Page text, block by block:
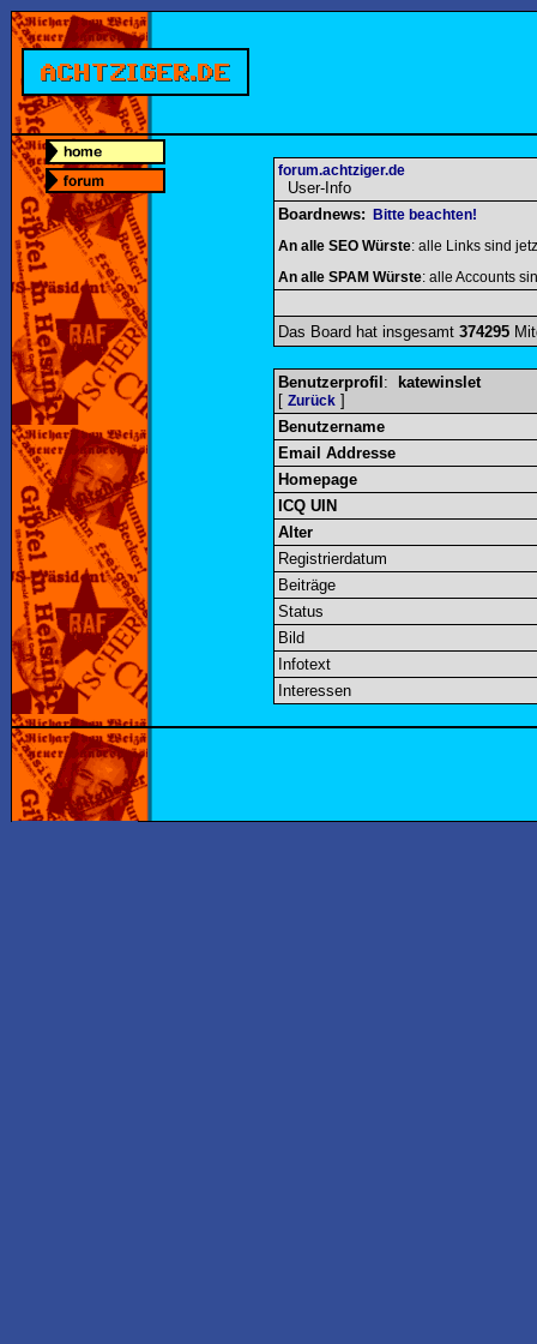
forum.achtziger.de
User-Info
Boardnews:
Bitte beachten!
An alle SEO Würste: alle Links sind
An alle SPAM Würste: alle Accounts
Das Board hat insgesamt 374295
Benutzerprofil :
katewinslet
[ Zurück ]
Benutzername
Email Addresse
Homepage
ICQ UIN
Alter
Registrierdatum
Beiträge
Status
Bild
Infotext
Interessen